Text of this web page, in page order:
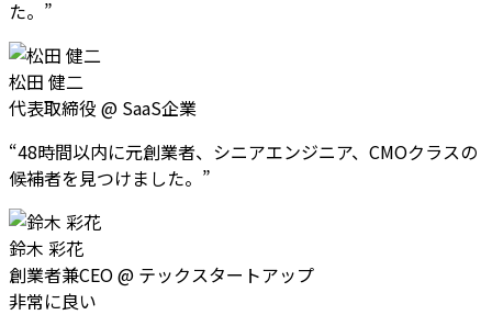
た。 ”
松田 健二
代表取締役 @ SaaS企業
“48時間以内に元創業者、シニアエンジニア、CMOクラスの
候補者を見つけました。 ”
鈴木 彩花
創業者兼CEO@ テックスタートアップ
非常に良い